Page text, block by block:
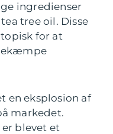
ingredienser
tree oil. Disse
for at
en eksplosion af
markedet.
blevet et